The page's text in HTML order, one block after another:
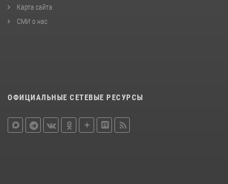
Карта сайта
СМИ о нас
ОФИЦИАЛЬНЫЕ СЕТЕВЫЕ РЕСУРСЫ